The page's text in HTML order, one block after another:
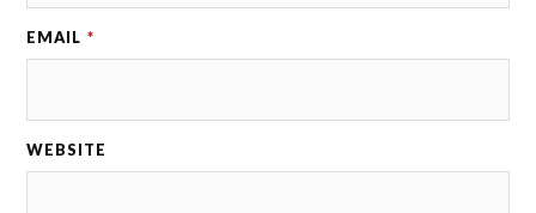
EMAIL *
WEBSITE